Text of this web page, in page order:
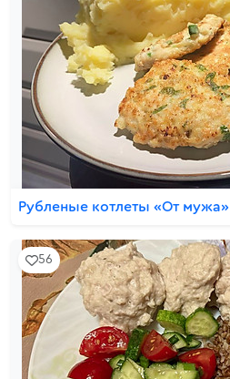
Рубленые котлеты «От мужа»
56